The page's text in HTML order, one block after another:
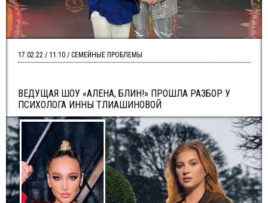
ВЕДУЩАЯ ШОУ «АЛЕНА, БЛИН!» ПРОШЛА РАЗБОР У
ПСИХОЛОГА ИННЫ ТЛИАШИНОВОЙ
17.02.22 / 11:10 / СЕМЕЙНЫЕ ПРОБЛЕМЫ